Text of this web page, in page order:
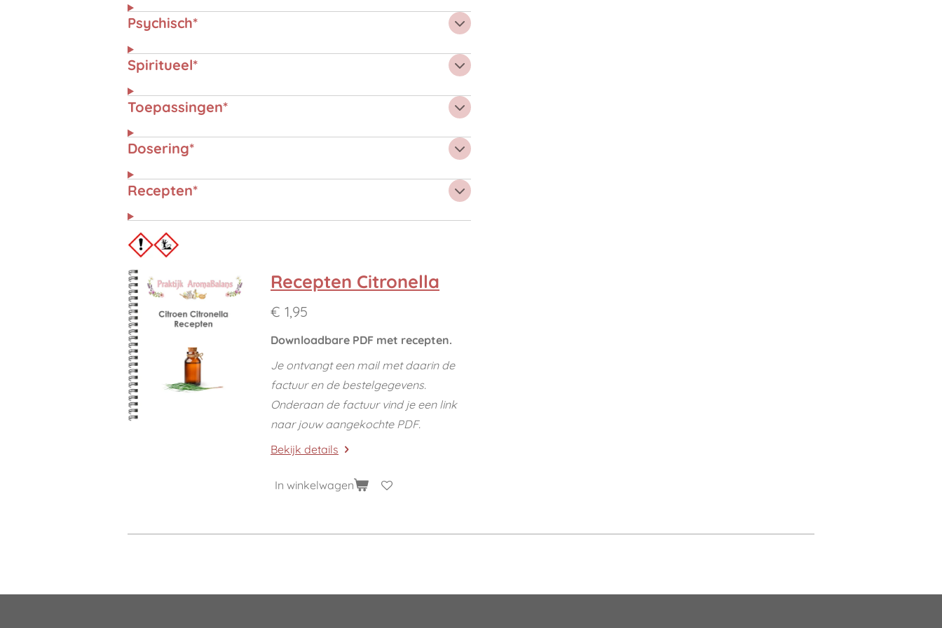
Psychisch*
Spiritueel*
Toepassingen*
Dosering*
Recepten*
Recepten Citronella
€ 1,95
Downloadbare PDF met recepten.
Je ontvangt een mail met daarin de
factuur en de bestelgegevens.
Onderaan de factuur vind je een link
naar jouw aangekochte PDF.
Bekijk details
In winkelwagen